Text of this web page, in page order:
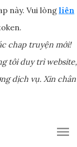
này. Vui lòng liên
chap truyện mới!
tôi duy trì website,
dịch vụ. Xin chân